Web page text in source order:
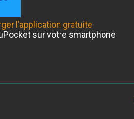
l’application gratuite
sur votre smartphone